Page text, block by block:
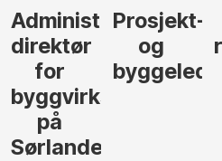
Administrerende
direktør
for
byggvirksomhet
på
Sørlandet
Prosjekt-
og
byggeleder